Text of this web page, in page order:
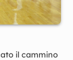
il cammino